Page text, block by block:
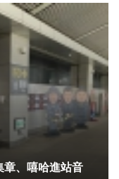
章、嘻哈進站音